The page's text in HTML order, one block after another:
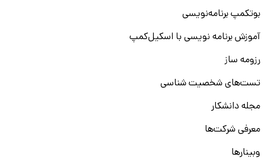
بوتکمپ برنامه‌نویسی
آموزش برنامه نویسی با اسکیل‌کمپ
رزومه ساز
تست‌های شخصیت شناسی
مجله دانشکار
معرفی شرکت‌ها
وبینار‌‌ها